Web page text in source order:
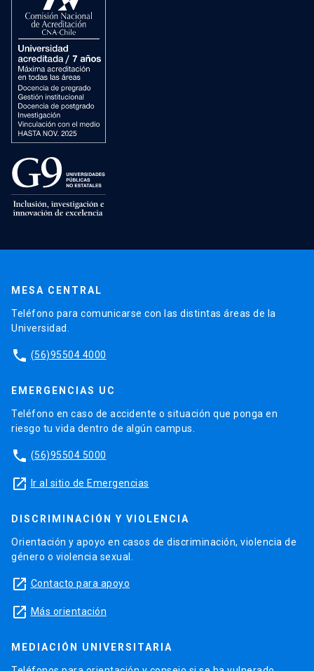
MESA CENTRAL
Teléfono para comunicarse con las distintas áreas de la
Universidad.
phone (56)95504 4000
EMERGENCIAS UC
Teléfono en caso de accidente o situación que ponga en
riesgo tu vida dentro de algún campus.
phone (56)95504 5000
launch Ir al sitio de Emergencias
DISCRIMINACIÓN Y VIOLENCIA
Orientación y apoyo en casos de discriminación, violencia de
género o violencia sexual.
launch Contacto para apoyo
launch Más orientación
MEDIACIÓN UNIVERSITARIA